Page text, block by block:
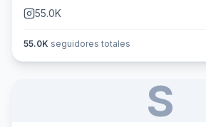
55.0K
55.0K seguidores totales
S